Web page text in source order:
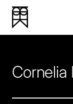
| Bender Harrer
Bender
Cornelia